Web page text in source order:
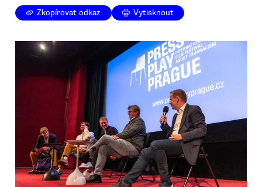
Zkopírovat odkaz Vytisknout